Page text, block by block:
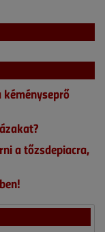
a tőzsdepiacra,